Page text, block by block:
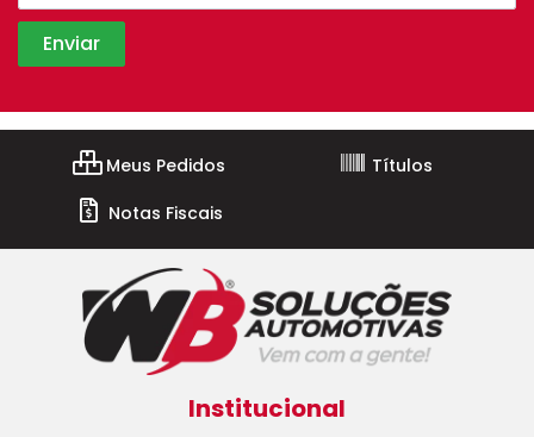
Meus Pedidos
Títulos
Notas Fiscais
Institucional